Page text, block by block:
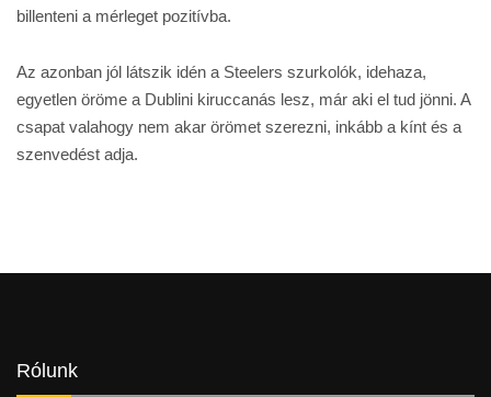
billenteni a mérleget pozitívba.
Az azonban jól látszik idén a Steelers szurkolók, idehaza,
egyetlen öröme a Dublini kiruccanás lesz, már aki el tud jönni. A
csapat valahogy nem akar örömet szerezni, inkább a kínt és a
szenvedést adja.
Rólunk